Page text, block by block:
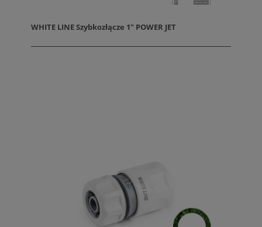
WHITE LINE Szybkozłącze 1" POWER JET